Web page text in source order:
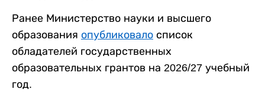
Ранее Министерство науки и высшего
образования опубликовало список
обладателей государственных
образовательных грантов на 2026/27 учебный
год.